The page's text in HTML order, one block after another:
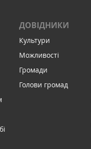
ДОВІДНИКИ
Культури
Можливості
Громади
Голови громад